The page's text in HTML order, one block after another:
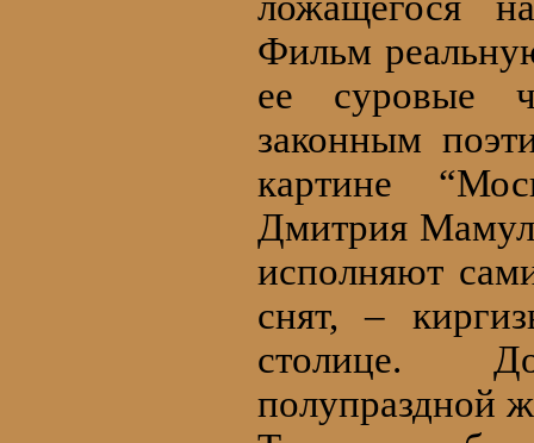
Фильм
ее суровые
законным
картине
Дмитрия
исполняют
снят, –
столице.
полупраздной